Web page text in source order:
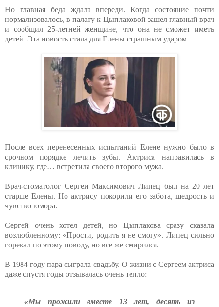
Но главная беда ждала впереди. Когда состояние почти
нормализовалось, в палату к Цыплаковой зашел главный врач
и сообщил 25-летней женщине, что она не сможет иметь
детей. Эта новость стала для Елены страшным ударом.
После всех перенесенных испытаний Елене нужно было в
срочном порядке лечить зубы. Актриса направилась в
клинику, где… встретила своего второго мужа.
Врач-стоматолог Сергей Максимович Липец был на 20 лет
старше Елены. Но актрису покорили его забота, щедрость и
чувство юмора.
Сергей очень хотел детей, но Цыплакова сразу сказала
возлюбленному: «Прости, родить я не смогу». Липец сильно
горевал по этому поводу, но все же смирился.
В 1984 году пара сыграла свадьбу. О жизни с Сергеем актриса
даже спустя годы отзывалась очень тепло:
«Мы прожили вместе 13 лет, десять из